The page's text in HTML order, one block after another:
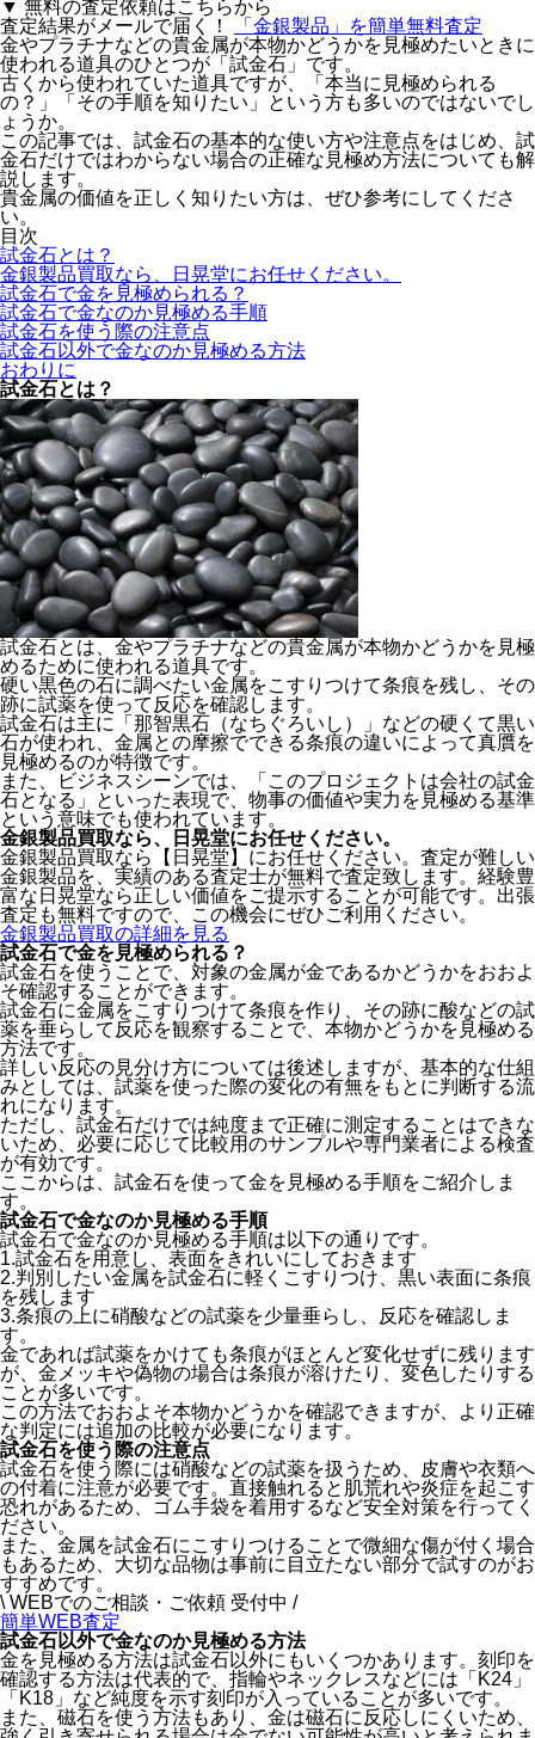
▼ 無料の査定依頼はこちらから
査定結果がメールで届く！
「金銀製品」を簡単無料査定
金やプラチナなどの貴金属が本物かどうかを見極めたいときに
使われる道具のひとつが「 試金石 」です。
古くから使われていた道具ですが、「本当に見極められる
の？」「その手順を知りたい」という方も多いのではないでし
ょうか。
この記事では、試金石の基本的な使い方や注意点をはじめ、試
金石だけではわからない場合の正確な見極め方法についても解
説します。
貴金属の価値を正しく知りたい方は、ぜひ参考にしてくださ
い。
目次
試金石とは？
金銀製品買取なら、日晃堂にお任せください。
試金石で金を見極められる？
試金石で金なのか見極める手順
試金石を使う際の注意点
試金石以外で金なのか見極める方法
おわりに
試金石とは？
試金石とは、金やプラチナなどの貴金属が本物かどうかを見極
めるために使われる道具です。
硬い黒色の石に調べたい金属をこすりつけて条痕を残し、その
跡に試薬を使って反応を確認します。
試金石は主に「那智黒石（なちぐろいし）」などの硬くて黒い
石が使われ、金属との摩擦でできる条痕の違いによって真贋を
見極めるのが特徴です。
また、ビジネスシーンでは、「このプロジェクトは会社の試金
石となる」といった表現で、物事の価値や実力を見極める基準
という意味でも使われています。
金銀製品買取なら、
日晃堂にお任せください。
金銀製品買取なら【日晃堂】にお任せください。査定が難しい
金銀製品を、実績のある査定士が無料で査定致します。経験豊
富な日晃堂なら正しい価値をご提示することが可能です。出張
査定も無料ですので、この機会にぜひご利用ください。
金銀製品買取の詳細を見る
試金石で金を見極められる？
試金石を使うことで、対象の金属が金であるかどうかをおおよ
そ確認することができます。
試金石に金属をこすりつけて条痕を作り、その跡に酸などの試
薬を垂らして反応を観察することで、本物かどうかを見極める
方法です。
詳しい反応の見分け方については後述しますが、基本的な仕組
みとしては、試薬を使った際の変化の有無をもとに判断する流
れになります。
ただし、試金石だけでは純度まで正確に測定することはできな
いため、必要に応じて比較用のサンプルや専門業者による検査
が有効です。
ここからは、試金石を使って金を見極める手順をご紹介しま
す。
試金石で金なのか見極める手順
試金石で金なのか見極める手順は以下の通りです。
1.試金石を用意し、表面をきれいにしておきます
2.判別したい金属を試金石に軽くこすりつけ、黒い表面に条痕
を残します
3.条痕の上に硝酸などの試薬を少量垂らし、反応を確認しま
す。
金であれば試薬をかけても条痕がほとんど変化せずに残ります
が、金メッキや偽物の場合は条痕が溶けたり、変色したりする
ことが多いです。
この方法でおおよそ本物かどうかを確認できますが、より正確
な判定には追加の比較が必要になります。
試金石を使う際の注意点
試金石を使う際には硝酸などの試薬を扱うため、皮膚や衣類へ
の付着に注意が必要です。直接触れると肌荒れや炎症を起こす
恐れがあるため、ゴム手袋を着用するなど安全対策を行ってく
ださい。
また、 金属を試金石にこすりつけることで微細な傷が付く場合
もあるため、大切な品物は事前に目立たない部分で試すのがお
すすめです。
\ WEBでのご相談・ご依頼 受付中 /
簡単WEB査定
試金石以外で金なのか見極める方法
金を見極める方法は試金石以外にもいくつかあります。刻印を
確認する方法は代表的で、指輪やネックレスなどには「K24」
「K18」など純度を示す刻印が入っていることが多いです。
また、磁石を使う方法もあり、金は磁石に反応しにくいため、